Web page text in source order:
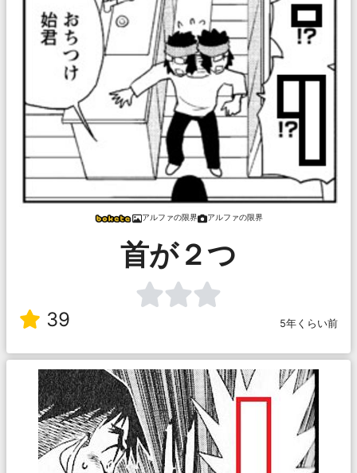
アルファの限界 アルファの限界
首が２つ
39 5年くらい前